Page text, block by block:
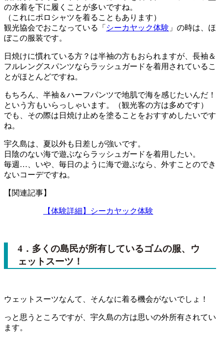
の水着を下に履くことが多いですね。
（これにポロシャツを着ることもあります）
観光協会でおこなっている「 シーカヤック体験 」の時は、ほ
ぼこの服装です。
日焼けに慣れている方？は半袖の方もおられますが、長袖＆
フルレングスパンツならラッシュガードを着用されているこ
とがほとんどですね。
もちろん、半袖＆ハーフパンツで地肌で海を感じたいんだ！
という方もいらっしゃいます。（観光客の方は多めです）
でも、その際は日焼け止めを塗ることをおすすめしたいです
ね。
宇久島は、夏以外も日差しが強いです。
日陰のない海で遊ぶならラッシュガードを着用したい。
毎週…、いや、毎日のように海で遊ぶなら、外すことのでき
ないコーデですね。
【関連記事】
【体験詳細】シーカヤック体験
4．多くの島民が所有しているゴムの服、ウ
ェットスーツ！
ウェットスーツなんて、そんなに着る機会がないでしょ！
っと思うところですが、宇久島の方は思いの外所有されてい
ます。